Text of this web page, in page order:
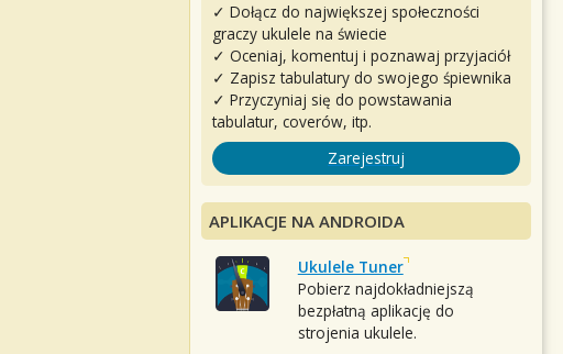
✓ Dołącz do największej społeczności
graczy ukulele na świecie
✓ Oceniaj, komentuj i poznawaj przyjaciół
✓ Zapisz tabulatury do swojego śpiewnika
✓ Przyczyniaj się do powstawania
tabulatur, coverów, itp.
Zarejestruj
APLIKACJE NA ANDROIDA
Ukulele Tuner
Pobierz najdokładniejszą
bezpłatną aplikację do
strojenia ukulele.